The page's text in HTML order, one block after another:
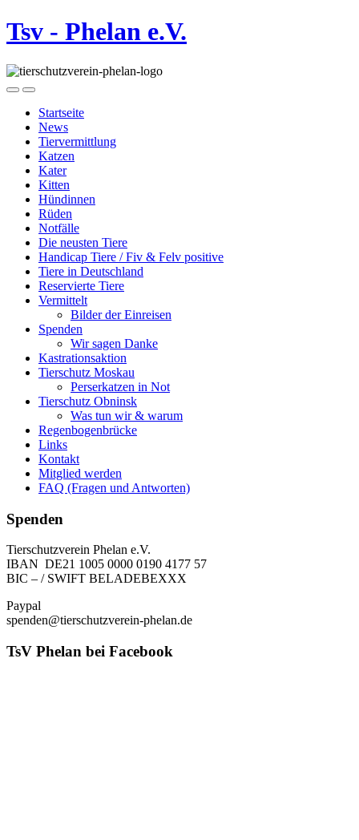
Tsv - Phelan e.V.
Startseite
News
Tiervermittlung
Katzen
Kater
Kitten
Hündinnen
Rüden
Notfälle
Die neusten Tiere
Handicap Tiere / Fiv & Felv positive
Tiere in Deutschland
Reservierte Tiere
Vermittelt
Bilder der Einreisen
Spenden
Wir sagen Danke
Kastrationsaktion
Tierschutz Moskau
Perserkatzen in Not
Tierschutz Obninsk
Was tun wir & warum
Regenbogenbrücke
Links
Kontakt
Mitglied werden
FAQ (Fragen und Antworten)
Spenden
Tierschutzverein Phelan e.V.
IBAN DE21 1005 0000 0190 4177 57
BIC – / SWIFT BELADEBEXXX
Paypal
spenden@tierschutzverein-phelan.de
TsV Phelan bei Facebook